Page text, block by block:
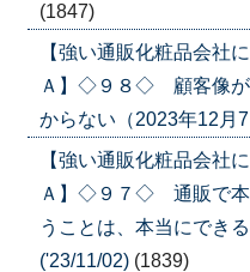
(1847)
【強い通販化粧品会社
Ａ】◇９８◇ 顧客像が
からない（2023年12月
【強い通販化粧品会社
Ａ】◇９７◇ 通販で本
うことは、本当にでき
('23/11/02) (1839)